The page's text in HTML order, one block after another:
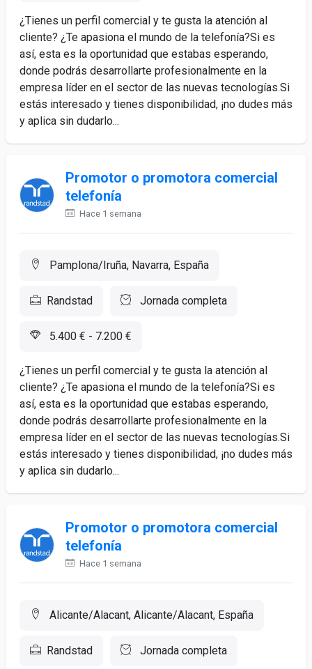
¿Tienes un perfil comercial y te gusta la atención al
cliente? ¿Te apasiona el mundo de la telefonía?Si es
así, esta es la oportunidad que estabas esperando,
donde podrás desarrollarte profesionalmente en la
empresa líder en el sector de las nuevas tecnologías.Si
estás interesado y tienes disponibilidad, ¡no dudes más
y aplica sin dudarlo...
Promotor o promotora comercial
telefonía
Hace 1 semana
Pamplona/Iruña, Navarra, España
Randstad Jornada completa
5.400 € - 7.200 €
¿Tienes un perfil comercial y te gusta la atención al
cliente? ¿Te apasiona el mundo de la telefonía?Si es
así, esta es la oportunidad que estabas esperando,
donde podrás desarrollarte profesionalmente en la
empresa líder en el sector de las nuevas tecnologías.Si
estás interesado y tienes disponibilidad, ¡no dudes más
y aplica sin dudarlo...
Promotor o promotora comercial
telefonía
Hace 1 semana
Alicante/Alacant, Alicante/Alacant, España
Randstad Jornada completa